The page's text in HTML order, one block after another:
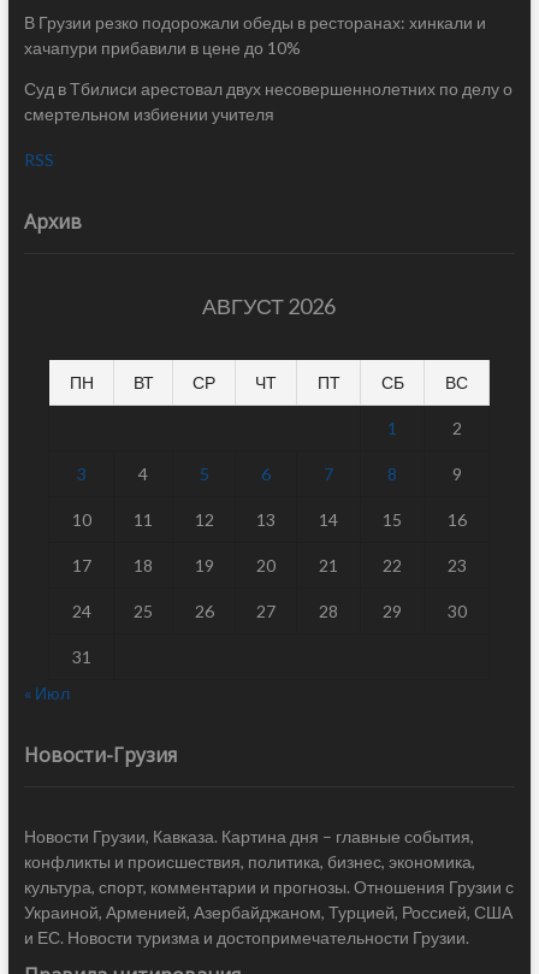
В Грузии резко подорожали обеды в ресторанах: хинкали и
хачапури прибавили в цене до 10%
Суд в Тбилиси арестовал двух несовершеннолетних по делу о
смертельном избиении учителя
RSS
Архив
АВГУСТ 2026
ПН ВТ СР ЧТ ПТ СБ ВС
1 2
3 4 5 6 7 8 9
10 11 12 13 14 15 16
17 18 19 20 21 22 23
24 25 26 27 28 29 30
31
« Июл
Новости-Грузия
Новости Грузии, Кавказа. Картина дня – главные события,
конфликты и происшествия, политика, бизнес, экономика,
культура, спорт, комментарии и прогнозы. Отношения Грузии с
Украиной, Арменией, Азербайджаном, Турцией, Россией, США
и ЕС. Новости туризма и достопримечательности Грузии.